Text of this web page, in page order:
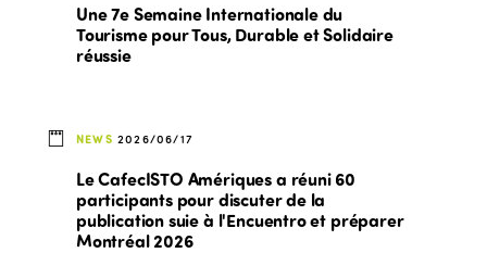
Une 7e Semaine Internationale du
Tourisme pour Tous, Durable et Solidaire
réussie
NEWS 2026/06/17
Le CafecISTO Amériques a réuni 60
participants pour discuter de la
publication suie à l'Encuentro et préparer
Montréal 2026